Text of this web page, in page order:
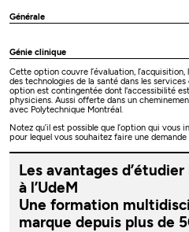
Générale
Génie clinique
Cette option couvre l’évaluation,
des technologies de la santé dans les
option est contingentée dont l'accessibilité
physiciens. Aussi offerte dans un
avec Polytechnique Montréal.
Notez qu’il est possible que l’option qui
pour lequel vous souhaitez faire une demande
Les avantages
à l’UdeM
Une formation
marque depuis plus de